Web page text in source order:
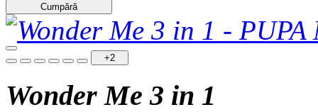
Cumpără
+2
Wonder Me 3 in 1